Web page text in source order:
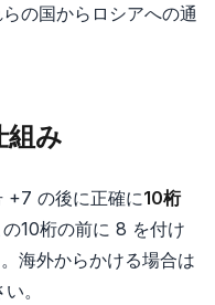
の国からロシアへの通
組み
+7 の後に正確に10桁
10桁の前に 8 を付け
海外からかける場合は
。